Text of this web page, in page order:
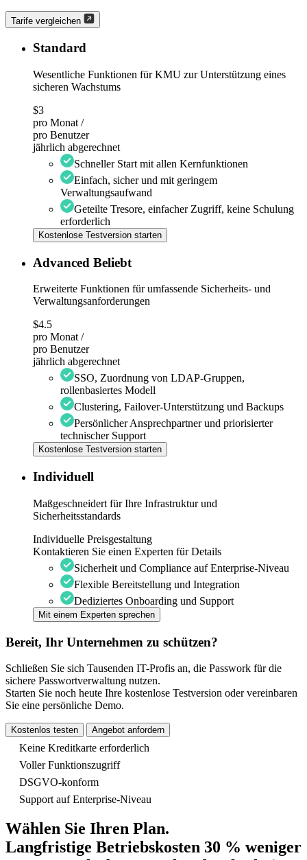
Tarife vergleichen
Standard
Wesentliche Funktionen für KMU zur Unterstützung eines
sicheren Wachstums
$3
pro Monat /
pro Benutzer
jährlich abgerechnet
Schneller Start mit allen Kernfunktionen
Einfach, sicher und mit geringem
Verwaltungsaufwand
Geteilte Tresore, einfacher Zugriff, keine Schulung
erforderlich
Kostenlose Testversion starten
Advanced Beliebt
Erweiterte Funktionen für umfassende Sicherheits- und
Verwaltungsanforderungen
$4.5
pro Monat /
pro Benutzer
jährlich abgerechnet
SSO, Zuordnung von LDAP-Gruppen,
rollenbasiertes Modell
Clustering, Failover-Unterstützung und Backups
Persönlicher Ansprechpartner und priorisierter
technischer Support
Kostenlose Testversion starten
Individuell
Maßgeschneidert für Ihre Infrastruktur und
Sicherheitsstandards
Individuelle Preisgestaltung
Kontaktieren Sie einen Experten für Details
Sicherheit und Compliance auf Enterprise-Niveau
Flexible Bereitstellung und Integration
Dediziertes Onboarding und Support
Mit einem Experten sprechen
Bereit, Ihr Unternehmen zu schützen?
Schließen Sie sich Tausenden IT-Profis an, die Passwork für die
sichere Passwortverwaltung nutzen.
Starten Sie noch heute Ihre kostenlose Testversion oder vereinbaren
Sie eine persönliche Demo.
Kostenlos testen Angebot anfordern
Keine Kreditkarte erforderlich
Voller Funktionszugriff
DSGVO-konform
Support auf Enterprise-Niveau
Wählen Sie Ihren Plan.
Langfristige Betriebskosten 30 % weniger